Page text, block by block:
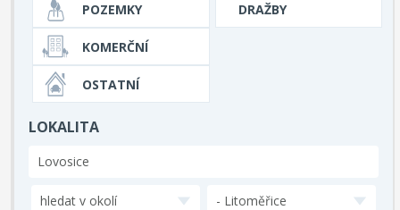
DRAŽBY
POZEMKY
KOMERČNÍ
OSTATNÍ
LOKALITA
hledat v okolí - Litoměřice